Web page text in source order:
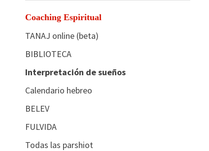
Coaching Espiritual
TANAJ online (beta)
BIBLIOTECA
Interpretación de sueños
Calendario hebreo
BELEV
FULVIDA
Todas las parshiot